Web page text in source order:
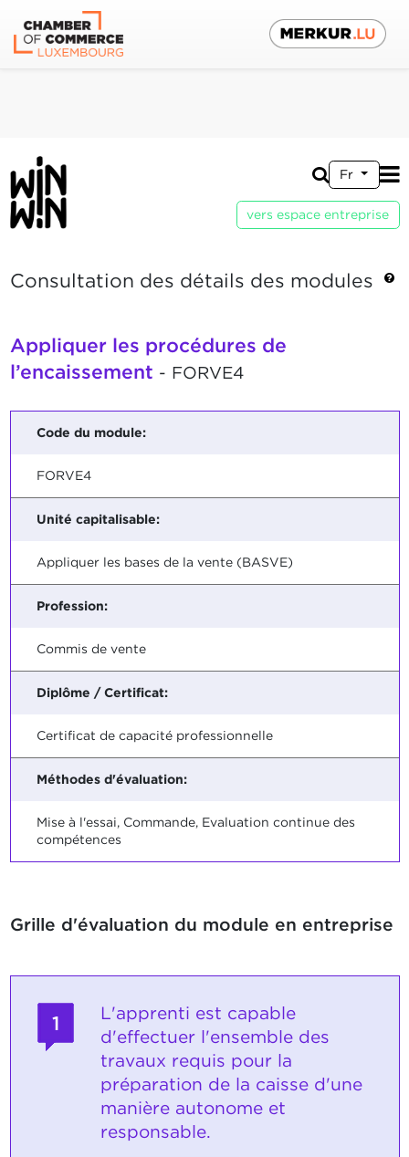
Fr
vers espace entreprise
Consultation des détails des modules
Appliquer les procédures de
l’encaissement - FORVE4
Code du module:
FORVE4
Unité capitalisable:
Appliquer les bases de la vente (BASVE)
Profession:
Commis de vente
Diplôme / Certificat:
Certificat de capacité professionnelle
Méthodes d'évaluation:
Mise à l'essai, Commande, Evaluation continue des
compétences
Grille d'évaluation du module en entreprise
1
L'apprenti est capable
d'effectuer l'ensemble des
travaux requis pour la
préparation de la caisse d'une
manière autonome et
responsable.